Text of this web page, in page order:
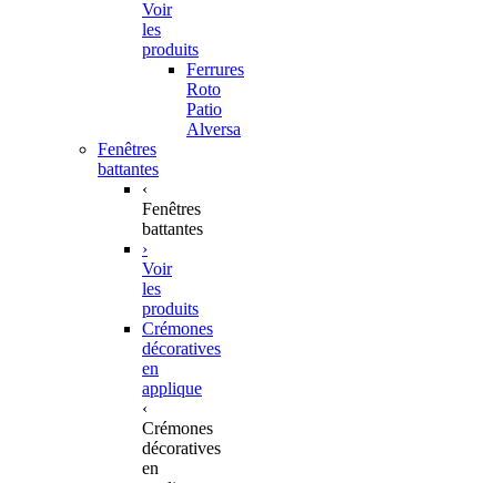
Voir
les
produits
Ferrures
Roto
Patio
Alversa
Fenêtres
battantes
‹
Fenêtres
battantes
›
Voir
les
produits
Crémones
décoratives
en
applique
‹
Crémones
décoratives
en